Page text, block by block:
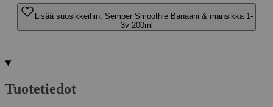
Lisää suosikkeihin, Semper Smoothie Banaani & mansikka 1-
3v 200ml
Tuotetiedot